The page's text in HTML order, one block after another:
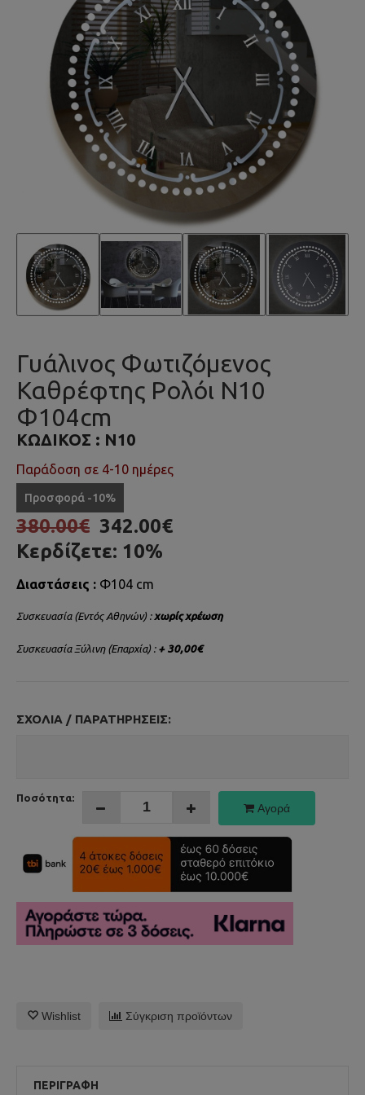
Γυάλινος Φωτιζόμενος
Καθρέφτης Ρολόι N10
Φ104cm
ΚΩΔΙΚΌΣ : N10
Παράδοση σε 4-10 ημέρες
Προσφορά -10%
380.00€ 342.00€
Κερδίζετε: 10%
Διαστάσεις : Φ104 cm
Συσκευασία (Εντός Αθηνών) :χωρίς χρέωση
Συσκευασία Ξύλινη (Επαρχία) :+ 30,00€
ΣΧΌΛΙΑ / ΠΑΡΑΤΗΡΉΣΕΙΣ:
Ποσότητα:
Αγορά
Wishlist Σύγκριση προϊόντων
ΠΕΡΙΓΡΑΦΉ